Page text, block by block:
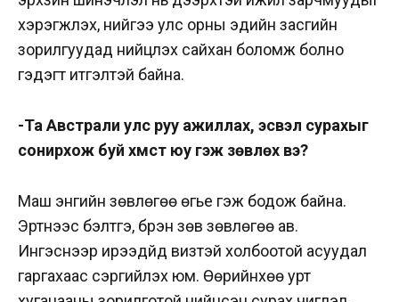
хэрэгжүүлэх, үүнийгээ улс орны эдийн засгийн
зорилгуудад нийцүүлэх сайхан боломж болно
гэдэгт итгэлтэй байна.
-Та Австрали улс руу ажиллах, эсвэл сурахыг
сонирхож буй хүмүүст юу гэж зөвлөх вэ?
Маш энгийн зөвлөгөө өгье гэж бодож байна.
Эртнээс бэлтгэ, бүрэн зөв зөвлөгөө ав.
Ингэснээр ирээдүйд визтэй холбоотой асуудал
гаргахаас сэргийлэх юм. Өөрийнхөө урт